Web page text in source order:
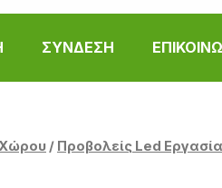
ΣΥΝΔΕΣΗ
Χώρου / Προβολείς Led